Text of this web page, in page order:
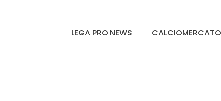
LEGA PRO NEWS CALCIOMERCATO